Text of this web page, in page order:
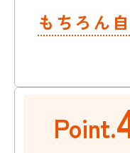
もちろん
Point.